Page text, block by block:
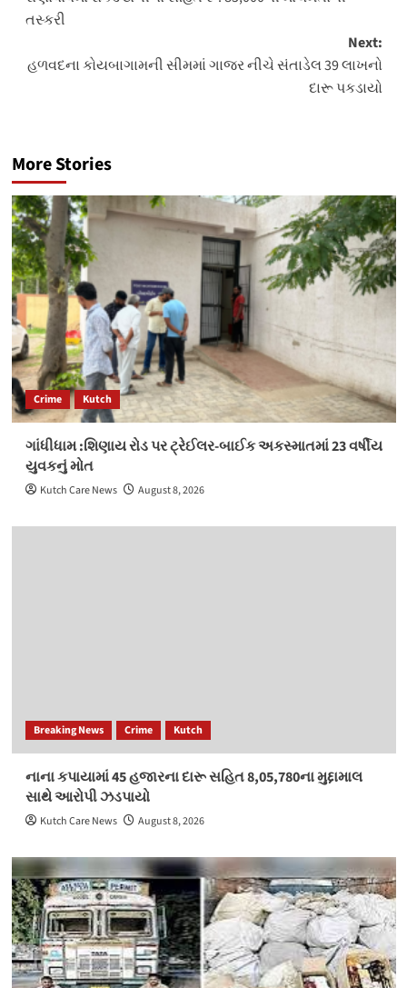
તસ્કરી
Next:
હળવદના કોયબાગામની સીમમાં ગાજર નીચે સંતાડેલ 39 લાખનો
દારૂ પકડાયો
More Stories
Crime Kutch
ગાંધીધામ :શિણાય રોડ પર ટ્રેઈલર-બાઈક અકસ્માતમાં 23 વર્ષીય
યુવકનું મોત
Kutch Care News August 8, 2026
Breaking News Crime Kutch
નાના કપાયામાં 45 હજારના દારૂ સહિત 8,05,780ના મુદ્દામાલ
સાથે આરોપી ઝડપાયો
Kutch Care News August 8, 2026